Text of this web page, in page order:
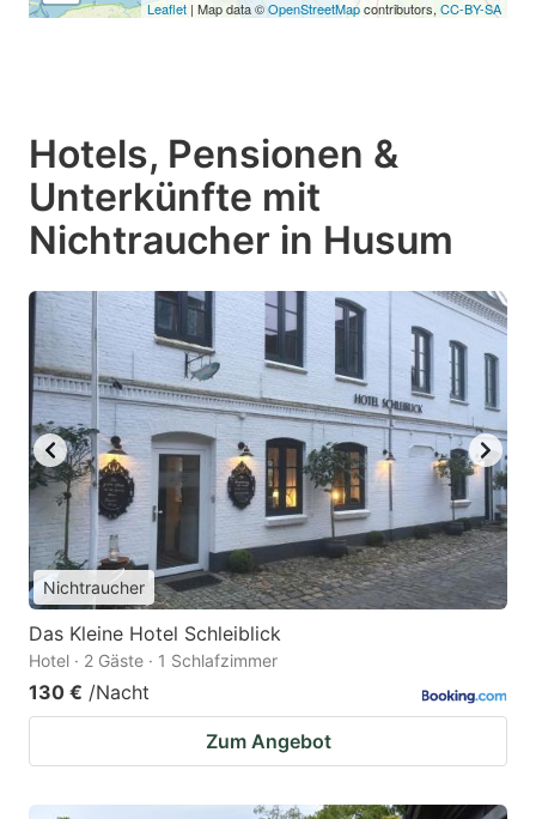
Leaflet| Map data ©OpenStreetMapcontributors, CC-BY-SA
Hotels, Pensionen &
Unterkünfte mit
Nichtraucher in Husum
Nichtraucher
Das Kleine Hotel Schleiblick
Hotel · 2 Gäste · 1 Schlafzimmer
130 € /Nacht
Zum Angebot